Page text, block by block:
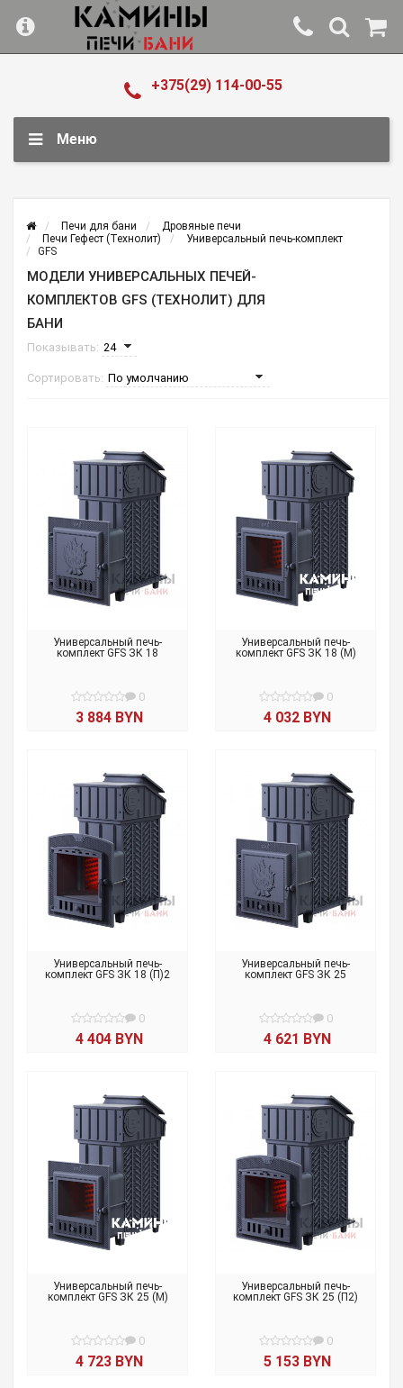
+375(29) 114-00-55
Меню
Печи для бани
Дровяные печи
Печи Гефест (Технолит)
Универсальный печь-комплект
GFS
МОДЕЛИ УНИВЕРСАЛЬНЫХ ПЕЧЕЙ-
КОМПЛЕКТОВ GFS (ТЕХНОЛИТ) ДЛЯ
БАНИ
Показывать:
Сортировать:
Универсальный печь-
комплект GFS ЗК 18
0
3 884 BYN
Универсальный печь-
комплект GFS ЗК 18 (М)
0
4 032 BYN
Универсальный печь-
комплект GFS ЗК 18 (П)2
0
4 404 BYN
Универсальный печь-
комплект GFS ЗК 25
0
4 621 BYN
Универсальный печь-
комплект GFS ЗК 25 (М)
0
4 723 BYN
Универсальный печь-
комплект GFS ЗК 25 (П2)
0
5 153 BYN